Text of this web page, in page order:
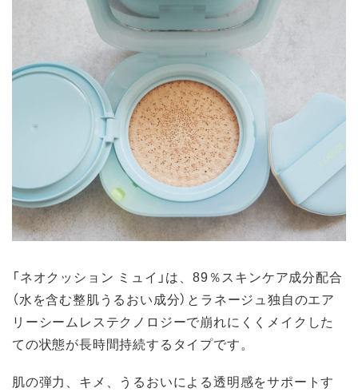
「ネオクッション ミュイ」は、89％スキンケア成分配合
（水を含む整肌うるおい成分）とラネージュ独自のエア
リーシームレステクノロジーで崩れにくくメイクした
ての状態が長時間持続するタイプです。
肌の弾力、キメ、うるおいによる透明感をサポートす